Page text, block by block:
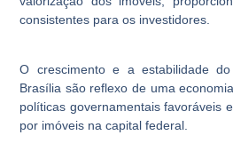
consistentes para os investidores.
O crescimento e a estabilidade
Brasília são reflexo de uma
políticas governamentais favoráveis
por imóveis na capital federal.